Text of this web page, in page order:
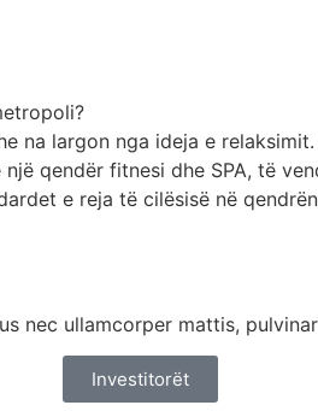
largon nga ideja e
qendër fitnesi dhe SPA, të
e reja të cilësisë në
nec ullamcorper mattis,
Investitorët